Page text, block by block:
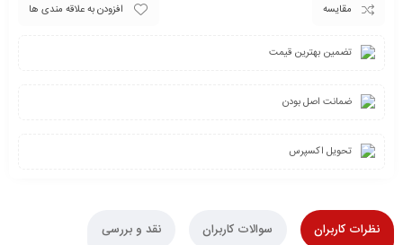
مقایسه افزودن به علاقه مندی ها
تضمین بهترین قیمت
ضمانت اصل بودن
تحویل اکسپرس
نظرات کاربران سوالات کاربران نقد و بررسی